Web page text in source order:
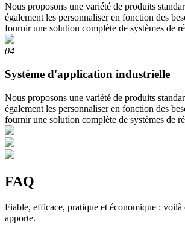
Nous proposons une variété de produits
également les personnaliser en fonction des
fournir une solution complète de systèmes de
04
Système d'application industrielle
Nous proposons une variété de produits
également les personnaliser en fonction des
fournir une solution complète de systèmes de
FAQ
Fiable, efficace, pratique et économique :
apporte.